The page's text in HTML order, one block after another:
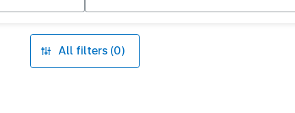
All filters (0)